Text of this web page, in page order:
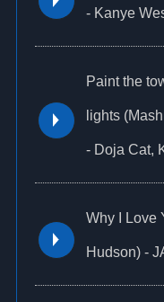
- Kanye
Paint the
lights
- Doja Cat,
Why I Love
Hudson) -